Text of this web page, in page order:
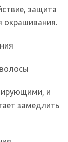
защита
окрашивания.
и
замедлить